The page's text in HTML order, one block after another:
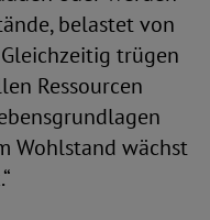
belastet von
trügen
Ressourcen
Wohlstand wächst